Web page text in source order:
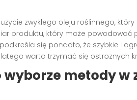
zwykłego oleju roślinnego,
produktu, który może powodować
się ponadto, że szybkie i
warto trzymać się ostrożnych
wyborze metody w